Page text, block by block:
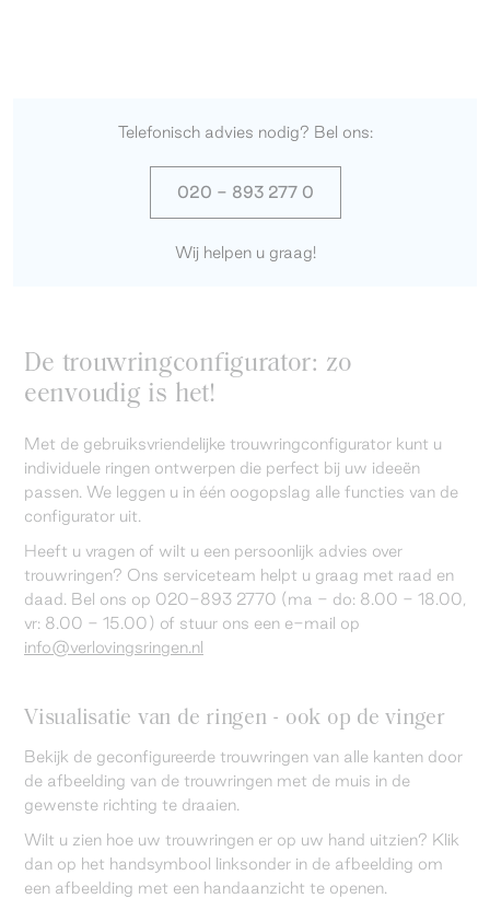
Telefonisch advies nodig? Bel ons:
020 - 893 277 0
Wij helpen u graag!
De trouwringconfigurator: zo
eenvoudig is het!
Met de gebruiksvriendelijke trouwringconfigurator kunt u
individuele ringen ontwerpen die perfect bij uw ideeën
passen. We leggen u in één oogopslag alle functies van de
configurator uit.
Heeft u vragen of wilt u een persoonlijk advies over
trouwringen? Ons serviceteam helpt u graag met raad en
daad. Bel ons op 020-893 2770 (ma - do: 8.00 - 18.00,
vr: 8.00 - 15.00) of stuur ons een e-mail op
info@verlovingsringen.nl
Visualisatie van de ringen - ook op de vinger
Bekijk de geconfigureerde trouwringen van alle kanten door
de afbeelding van de trouwringen met de muis in de
gewenste richting te draaien.
Wilt u zien hoe uw trouwringen er op uw hand uitzien? Klik
dan op het handsymbool linksonder in de afbeelding om
een afbeelding met een handaanzicht te openen.